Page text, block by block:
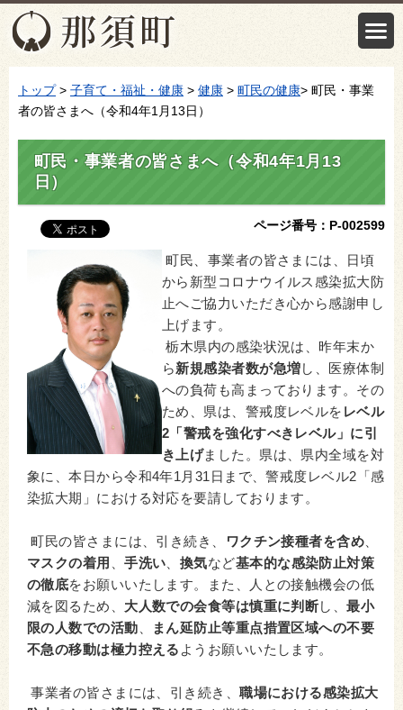
トップ> 子育て・福祉・健康 > 健康 > 町民の健康> 町民・事業
者の皆さまへ（令和4年1月13日）
町民・事業者の皆さまへ（令和4年1月13
日）
ページ番号：P-002599
町民、事業者の皆さまには、日頃
から新型コロナウイルス感染拡大防
止へご協力いただき心から感謝申し
上げます。
栃木県内の感染状況は、昨年末か
ら新規感染者数が急増し、医療体制
への負荷も高まっております。その
ため、県は、警戒度レベルを レベル
2「警戒を強化すべきレベル」に引
き上げました。県は、県内全域を対
象に、本日から令和4年1月31日まで、警戒度レベル2「感
染拡大期」における対応を要請しております。
町民の皆さまには、引き続き、 ワクチン接種者を含め
マスクの着用
、手洗い 換気など基本的な感染防止対策
の徹底をお願いいたします。また、人との接触機会の低
減を図るため、 大人数での会食等は慎重に判断し、最小
限の人数での活動
まん延防止等重点措置区域への不要
不急の移動は極力控える ようお願いいたします。
事業者の皆さまには、引き続き、職場における感染拡大